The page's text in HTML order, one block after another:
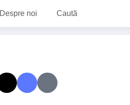
Despre noi Caută